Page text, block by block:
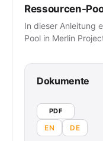
Ressourcen-
In dieser Anleitung
Pool in Merlin
Dokumente
PDF
EN DE